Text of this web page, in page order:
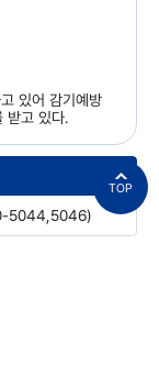
있어 감기예방
받고 있다.
5044,5046)
TOP